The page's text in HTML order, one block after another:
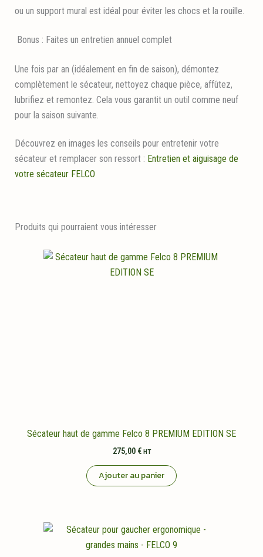
ou un support mural est idéal pour éviter les chocs et la rouille.
Bonus : Faites un entretien annuel complet
Une fois par an (idéalement en fin de saison), démontez
complètement le sécateur, nettoyez chaque pièce, affûtez,
lubrifiez et remontez. Cela vous garantit un outil comme neuf
pour la saison suivante.
Découvrez en images les conseils pour entretenir votre
sécateur et remplacer son ressort : Entretien et aiguisage de
votre sécateur FELCO
Produits qui pourraient vous intéresser
Sécateur haut de gamme Felco 8 PREMIUM EDITION SE
275,00 € HT
Ajouter au panier